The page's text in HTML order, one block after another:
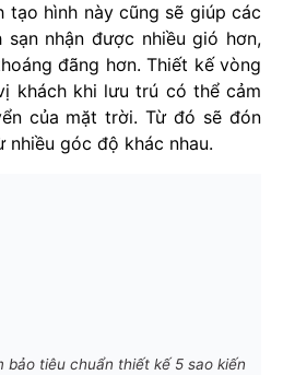
tạo hình này cũng sẽ giúp các
sạn nhận được nhiều gió hơn,
đãng hơn. Thiết kế vòng
khách khi lưu trú có thể cảm
của mặt trời. Từ đó sẽ đón
nhiều góc độ khác nhau.
bảo tiêu chuẩn thiết kế 5 sao kiến